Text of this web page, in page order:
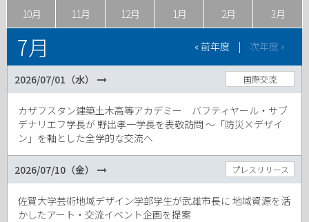
10月 11月 12月 1月 2月 3月
7月 « 前年度 | 次年度 »
2026/07/01（水）
カザフスタン建築土木高等アカデミー バフティヤール・サブ
デナリエフ学長が 野出孝一学長を表敬訪問 ～「防災×デザイ
ン」を軸とした全学的な交流へ
国際交流
2026/07/10（金）
佐賀大学芸術地域デザイン学部学生が武雄市長に 地域資源を活
かしたアート・交流イベント企画を提案
プレスリリース